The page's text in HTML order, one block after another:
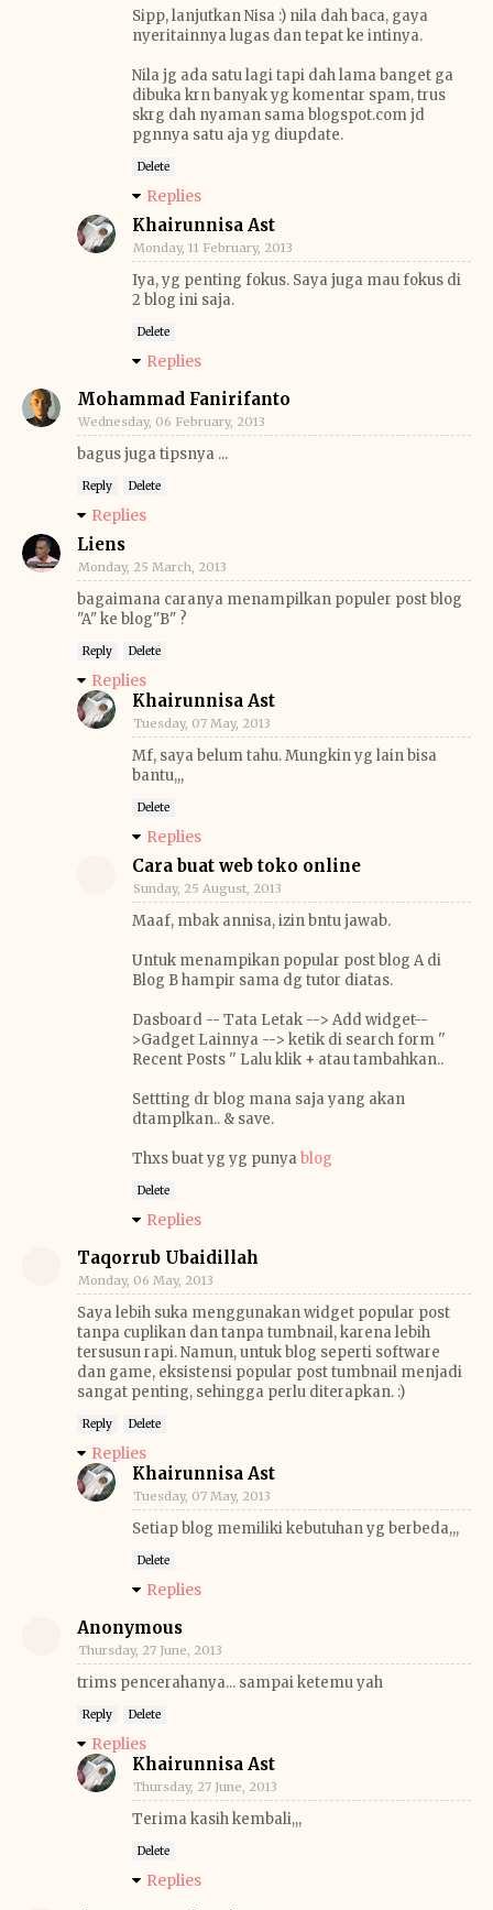
Sipp, lanjutkan Nisa :) nila dah baca, gaya
nyeritainnya lugas dan tepat ke intinya.
Nila jg ada satu lagi tapi dah lama banget ga
dibuka krn banyak yg komentar spam, trus
skrg dah nyaman sama blogspot.com jd
pgnnya satu aja yg diupdate.
Delete
Replies
Khairunnisa Ast
Monday, 11 February, 2013
Iya, yg penting fokus. Saya juga mau fokus di
2 blog ini saja.
Delete
Replies
Mohammad Fanirifanto
Wednesday, 06 February, 2013
bagus juga tipsnya ...
Reply Delete
Replies
Liens
Monday, 25 March, 2013
bagaimana caranya menampilkan populer post blog
"A" ke blog"B" ?
Reply Delete
Replies
Khairunnisa Ast
Tuesday, 07 May, 2013
Mf, saya belum tahu. Mungkin yg lain bisa
bantu,,,
Delete
Replies
Cara buat web toko online
Sunday, 25 August, 2013
Maaf, mbak annisa, izin bntu jawab.
Untuk menampikan popular post blog A di
Blog B hampir sama dg tutor diatas.
Dasboard -- Tata Letak --> Add widget--
>Gadget Lainnya --> ketik di search form ''
Recent Posts '' Lalu klik + atau tambahkan..
Settting dr blog mana saja yang akan
dtamplkan.. & save.
Thxs buat yg yg punyablog
Delete
Replies
Taqorrub Ubaidillah
Monday, 06 May, 2013
Saya lebih suka menggunakan widget popular post
tanpa cuplikan dan tanpa tumbnail, karena lebih
tersusun rapi. Namun, untuk blog seperti software
dan game, eksistensi popular post tumbnail menjadi
sangat penting, sehingga perlu diterapkan. :)
Reply Delete
Replies
Khairunnisa Ast
Tuesday, 07 May, 2013
Setiap blog memiliki kebutuhan yg berbeda,,,
Delete
Replies
Anonymous
Thursday, 27 June, 2013
trims pencerahanya... sampai ketemu yah
Reply Delete
Replies
Khairunnisa Ast
Thursday, 27 June, 2013
Terima kasih kembali,,,
Delete
Replies